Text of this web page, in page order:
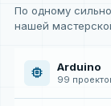
По одному
нашей
memory Arduino
99